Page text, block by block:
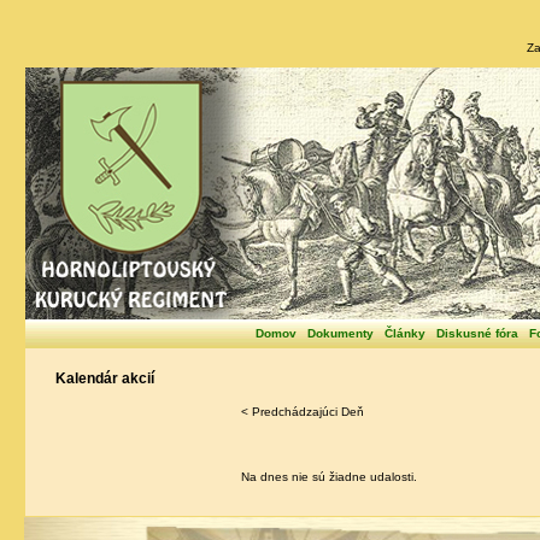
Domov Dokumenty Články Diskusné fóra
Kalendár akcií
< Predchádzajúci Deň
Na dnes nie sú žiadne udalosti.